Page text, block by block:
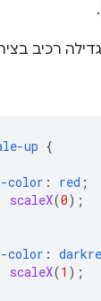
.
up {
color : red ;
scaleX(0);
color :
scaleX(1 );